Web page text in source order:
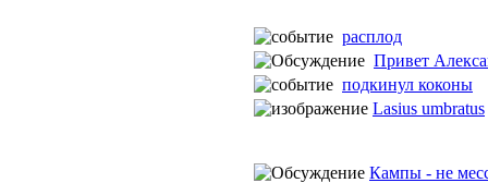
расплод
Привет
подкинул коконы
Lasius umbratus
Кампы - не